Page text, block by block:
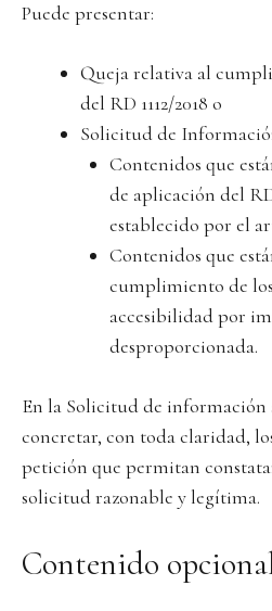
Puede presentar:
Queja relativa al
del RD 1112/2018 o
Solicitud de
Contenidos que
de aplicación del RD
establecido por el
Contenidos que
cumplimiento de
accesibilidad por
desproporcionada.
En la Solicitud de información
concretar, con toda claridad,
petición que permitan
solicitud razonable y legítima.
Contenido